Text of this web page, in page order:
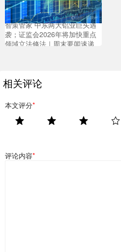
智策管家 中东两大铝业巨头遇
袭；证监会2026年将加快重点
领域立法修法｜周末要闻速递
相关评论
本文评分*
评论内容*